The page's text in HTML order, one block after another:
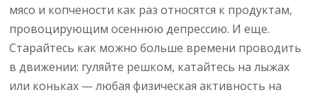
мясо и копчености как раз относятся к продуктам,
провоцирующим осеннюю депрессию. И еще.
Старайтесь как можно больше времени проводить
в движении: гуляйте решком, катайтесь на лыжах
или коньках — любая физическая активность на